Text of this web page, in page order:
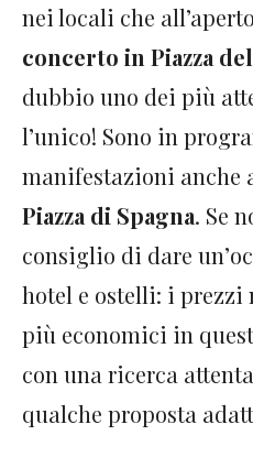
nei locali che
concerto in Piazza
dubbio uno dei più
l’unico! Sono in
manifestazioni anche
Piazza di Spagna. Se
consiglio di dare
hotel e ostelli: i prezzi
più economici in
con una ricerca
qualche proposta